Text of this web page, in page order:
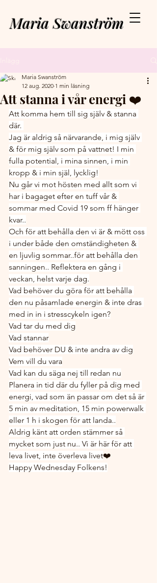
Maria Swanström
Att stanna i vår energi ❤️
Maria Swanström
12 aug. 2020 1 min läsning
Att komma hem till sig själv & stanna
där.
Jag är aldrig så närvarande, i mig själv
& för mig själv som på vattnet! I min
fulla potential, i mina sinnen, i min
kropp & i min själ, lycklig!
Nu går vi mot hösten med allt som vi
har i bagaget efter en tuff vår &
sommar med Covid 19 som ff hänger
kvar..
Och för att behålla den vi är & mött oss
i under både den omständigheten &
en ljuvlig sommar..för att behålla den
sanningen.. Reflektera en gång i
veckan, helst varje dag.
Vad behöver du göra för att behålla
den nu påsamlade energin & inte dras
med in in i stresscykeln igen?
Vad tar du med dig
Vad stannar
Vad behöver DU & inte andra av dig
Vem vill du vara
Vad kan du säga nej till redan nu
Planera in tid där du fyller på dig med
energi, vad som än passar om det så är
5 min av meditation, 15 min powerwalk
eller 1 h i skogen för att landa..
Aldrig känt att orden stämmer så
mycket som just nu.. Vi är här för att
leva livet, inte överleva livet❤️
Happy Wednesday Folkens!